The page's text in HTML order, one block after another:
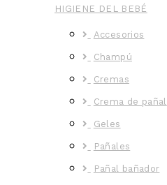
HIGIENE DEL BEBÉ
Accesorios
Champú
Cremas
Crema de pañal
Geles
Pañales
Pañal bañador